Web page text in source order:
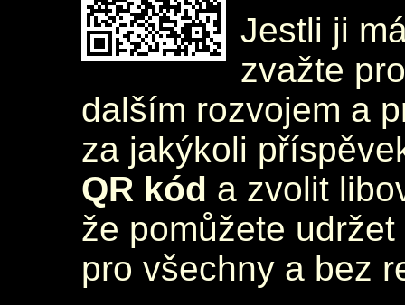
Jestli ji
zvažte
dalším rozvojem a
za jakýkoli
QR kód a zvolit
že pomůžete
pro všechny a bez